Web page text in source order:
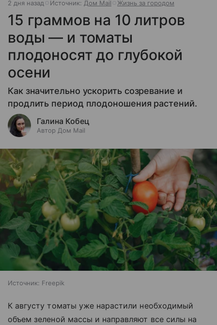
2 дня назад Источник: Дом Mail Жизнь за городом
15 граммов на 10 литров
воды — и томаты
плодоносят до глубокой
осени
Как значительно ускорить созревание и
продлить период плодоношения растений.
Галина Кобец
Автор Дом Mail
Источник: Freepik
К августу томаты уже нарастили необходимый
объем зеленой массы и направляют все силы на